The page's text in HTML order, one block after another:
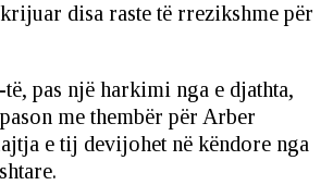
disa raste të rrezikshme për
pas një harkimi nga e djathta,
me thembër për Arber
e tij devijohet në këndore nga